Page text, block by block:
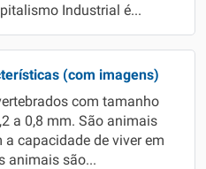
Industrial é...
(com imagens)
com tamanho
a 0,8 mm. São animais
capacidade de viver em
animais são...